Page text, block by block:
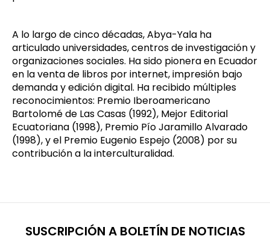
A lo largo decinco décadas, Abya-Yala ha
articulado universidades, centros de investigación y
organizaciones sociales. Ha sido pionera en Ecuador
en la venta de libros por internet, impresión bajo
demanda y edición digital. Ha recibido múltiples
reconocimientos: Premio Iberoamericano
Bartolomé de Las Casas (1992), Mejor Editorial
Ecuatoriana (1998), Premio Pío Jaramillo Alvarado
(1998), y el Premio Eugenio Espejo (2008) por su
contribución a la interculturalidad.
SUSCRIPCIÓN A BOLETÍN DE NOTICIAS